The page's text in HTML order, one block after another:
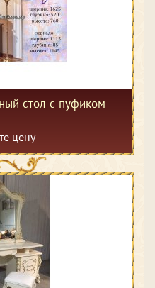
стол с пуфиком
цену